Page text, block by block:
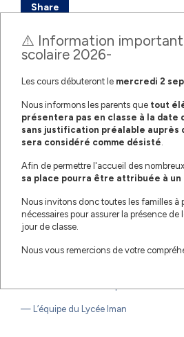
Share
Le Lycée Iman a le plaisir d’annoncer
présentés au concours d’entrée en 1ère
✅ 100 % de réussite
cette belle performance, ainsi qu’à leurs
— L’équipe du Lycée Iman
⚠️ Information
scolaire 2026-
Les cours débuteront le mercredi 2
Nous informons les parents que tout
présentera pas en classe à la date
sans justification préalable auprès
sera considéré comme désisté.
Afin de permettre l'accueil des
sa place pourra être attribuée à
Nous invitons donc toutes les familles à
nécessaires pour assurer la présence
jour de classe.
Nous vous remercions de votre